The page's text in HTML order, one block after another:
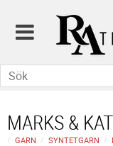
MARKS &
GARN SYNTETGARN